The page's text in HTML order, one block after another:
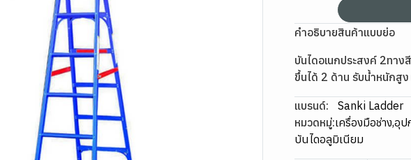
คำอธิบายสินค้าแบบย่อ
บันไดอเนกประสงค์ 2ทาง
ขึ้นได้ 2 ด้าน รับน้ำหนักสูง
แบรนด์:
Sanki Ladder
หมวดหมู่:เครื่องมือช่าง,อุป
บันไดอลูมิเนียม